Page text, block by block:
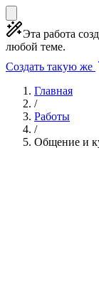
Эта работа
любой теме.
Создать такую же
Главная
/
Работы
/
Общение и